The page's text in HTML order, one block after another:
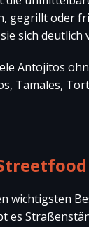
gegrillt oder
sich
Antojitos
Tamales,
wichtigsten
es